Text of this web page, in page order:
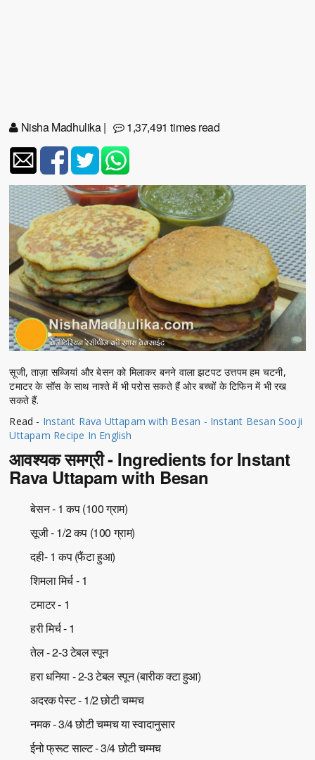
Nisha Madhulika| 1,37,491 times read
सूजी, ताज़ा सब्जियां और बेसन को मिलाकर बनने वाला झटपट उत्तपम हम चटनी,
टमाटर के सॉस के साथ नाश्ते में भी परोस सकते हैं ओर बच्चों के टिफिन में भी रख
सकते हैं.
Read - Instant Rava Uttapam with Besan - Instant Besan Sooji
Uttapam Recipe In English
आवश्यक समग्री - Ingredients for Instant
Rava Uttapam with Besan
बेसन - 1 कप (100 ग्राम)
सूजी - 1/2 कप (100 ग्राम)
दही- 1 कप (फैंटा हुआ)
शिमला मिर्च - 1
टमाटर - 1
हरी मिर्च - 1
तेल - 2-3 टेबल स्पून
हरा धनिया - 2-3 टेबल स्पून (बारीक क्टा हुआ)
अदरक पेस्ट - 1/2 छोटी चम्मच
नमक - 3/4 छोटी चम्मच या स्वादानुसार
ईनो फ्रूट साल्ट - 3/4 छोटी चम्मच